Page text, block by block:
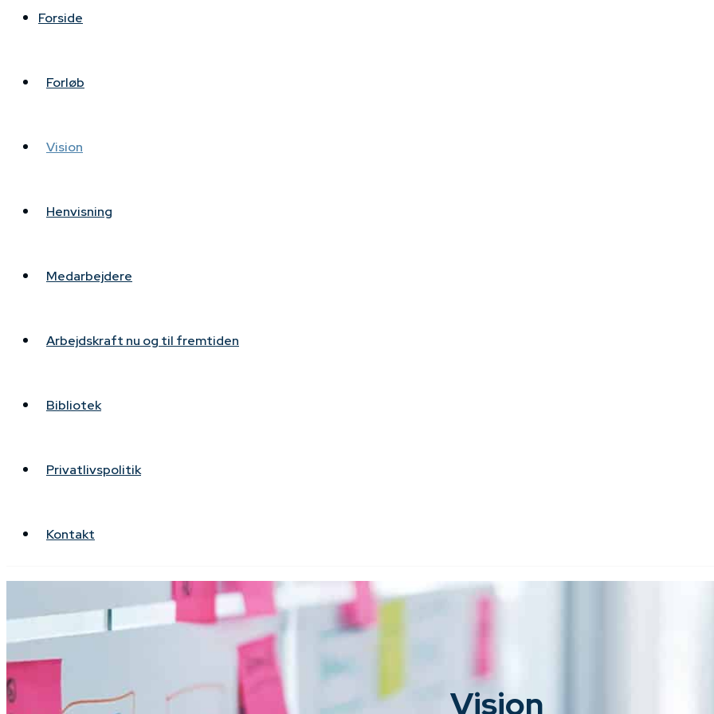
Forside
Forløb
Vision
Henvisning
Medarbejdere
Arbejdskraft nu og til fremtiden
Bibliotek
Privatlivspolitik
Kontakt
Vision